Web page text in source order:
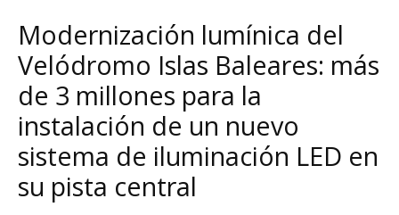
Modernización lumínica del
Velódromo Islas Baleares: más
de 3 millones para la
instalación de un nuevo
sistema de iluminación LED en
su pista central